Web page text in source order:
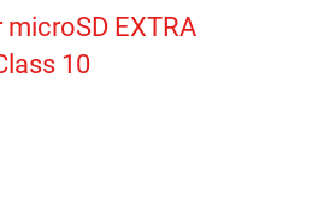
microSD EXTRA
10